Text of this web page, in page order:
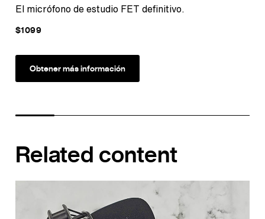
El micrófono de estudio FET definitivo.
$1099
Obtener más información
Related content